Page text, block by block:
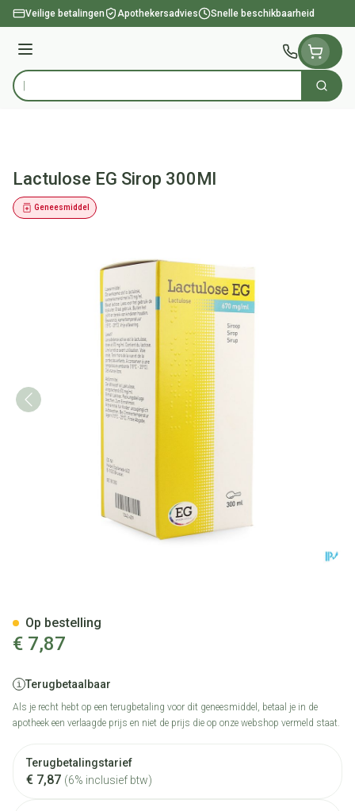
Ga naar de inhoud
Veilige betalingen Apothekersadvies Snelle beschikbaarheid
Menu
Product, merk, categorie... Zoek
Lactulose EG Sirop 300Ml
Geneesmiddel
€ 7,87
Terugbetaalbaar
Als je recht hebt op een terugbetaling voor dit geneesmiddel, betaal je in de
apotheek een verlaagde prijs en niet de prijs die op onze webshop vermeld staat.
Terugbetalingstarief
€ 7,87 (6% inclusief btw)
Op bestelling